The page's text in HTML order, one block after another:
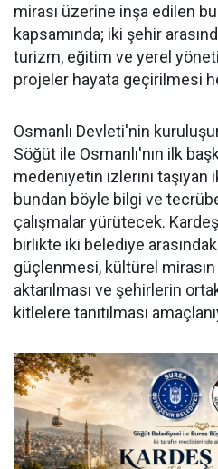
mirası üzerine inşa edilen
kapsamında; iki şehir
turizm, eğitim ve yerel
projeler hayata geçirilmesi
Osmanlı Devleti'nin
Söğüt ile Osmanlı'nın ilk
medeniyetin izlerini taşıyan
bundan böyle bilgi ve
çalışmalar yürütecek.
birlikte iki belediye
güçlenmesi, kültürel
aktarılması ve şehirlerin
kitlelere tanıtılması